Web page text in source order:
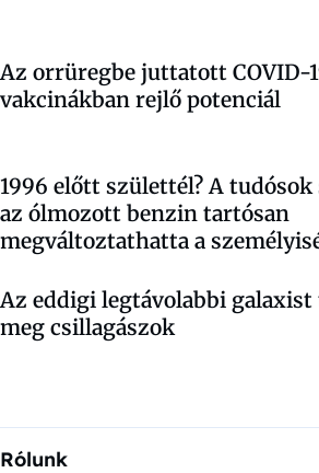
Az orrüregbe juttatott COVID-
vakcinákban rejlő potenciál
1996 előtt születtél? A
az ólmozott benzin tartósan
megváltoztathatta a
Az eddigi legtávolabbi
meg csillagászok
Rólunk